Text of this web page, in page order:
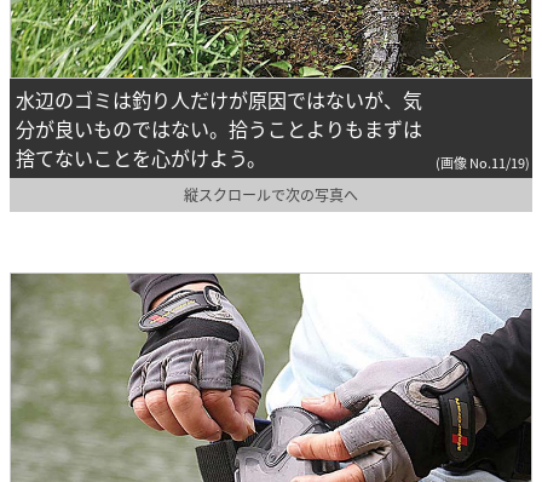
水辺のゴミは釣り人だけが原因ではないが、気
分が良いものではない。拾うことよりもまずは
捨てないことを心がけよう。
(画像 No.11/19)
縦スクロールで次の写真へ